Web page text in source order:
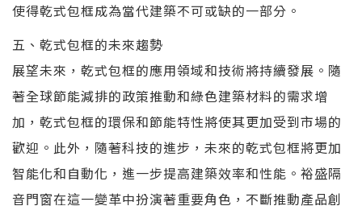
使得乾式包框成為當代建築不可或缺的一部分。
五、乾式包框的未來趨勢
展望未來，乾式包框的應用領域和技術將持續發展。隨
著全球節能減排的政策推動和綠色建築材料的需求增
加，乾式包框的環保和節能特性將使其更加受到市場的
歡迎。此外，隨著科技的進步，未來的乾式包框將更加
智能化和自動化，進一步提高建築效率和性能。裕盛隔
音門窗在這一變革中扮演著重要角色，不斷推動產品創